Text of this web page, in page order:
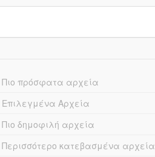
Πιο πρόσφατα αρχεία
Επιλεγμένα Αρχεία
Πιο δημοφιλή αρχεία
Περισσότερο κατεβασμένα αρχεία